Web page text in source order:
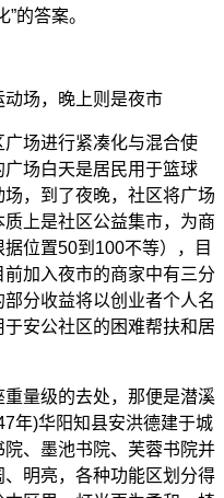
的答案。
动场，晚上则是夜市
场进行紧凑化与混合使
场白天是居民用于篮球
，到了夜晚，社区将广场
上是社区公益集市，为商
据位置50到100不等），目
加入夜市的商家中有三分
分收益将以创业者个人名
安公社区的困难帮扶和居
量级的去处，那便是潜溪
年)华阳知县安洪德建于城
、墨池书院、芙蓉书院并
明亮，各种功能区划分得